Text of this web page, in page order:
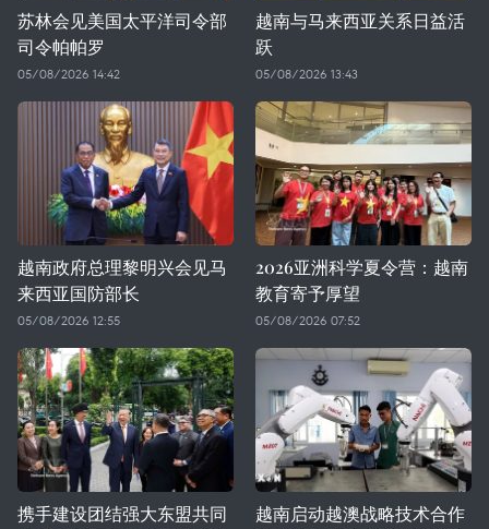
苏林会见美国太平洋司令部
司令帕帕罗
05/08/2026 14:42
越南与马来西亚关系日益活
跃
05/08/2026 13:43
越南政府总理黎明兴会见马
来西亚国防部长
05/08/2026 12:55
2026亚洲科学夏令营：越南
教育寄予厚望
05/08/2026 07:52
携手建设团结强大东盟共同
越南启动越澳战略技术合作